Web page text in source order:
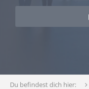
Du befindest dich hier: